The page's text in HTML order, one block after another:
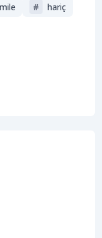
#
hariç